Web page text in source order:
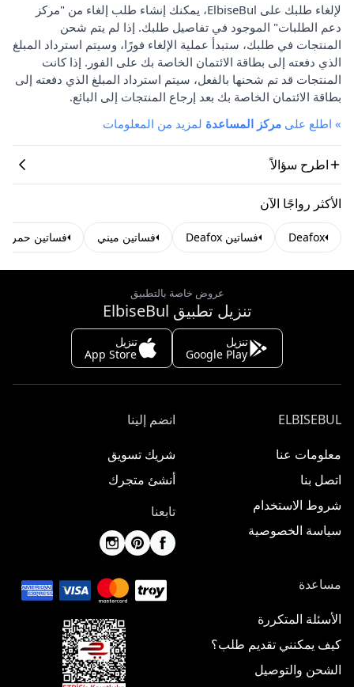
لإلغاء طلبك على ElbiseBul، يمكنك إنشاء طلب إلغاء من "مركز
دعم الطلبات" الموجود في تفاصيل طلبك. إذا لم يتم شحن
المنتجات في طلبك، ستبدأ عملية الإلغاء فورًا، وسيتم استرداد المبلغ
الذي دفعته إلى بطاقة الائتمان الخاصة بك على الفور. إذا كانت
المنتجات قد تم شحنها بالفعل، سيتم استرداد المبلغ الذي دفعته إلى
بطاقة الائتمان الخاصة بك بعد إرجاع المنتجات إلى البائع.
» اطلع على مركز المساعدة لمزيد من المعلومات
اطرح سؤالاً
الأكثر رواجًا الآن
Deafox فساتين Deafox فساتين ميني فساتين حمراء
عروض خاصة بالتطبيق
تنزيل تطبيق ElbiseBul
تنزيل
Google Play
تنزيل
App Store
ELBISEBUL
معلومات عنا
اتصل بنا
شروط الاستخدام
سياسة الخصوصية
انضم إلينا
شريك تسويق
أنشئ متجرك
تابعنا
مساعدة
الأسئلة المتكررة
كيف يمكنني تقديم طلب؟
الشحن والتوصيل